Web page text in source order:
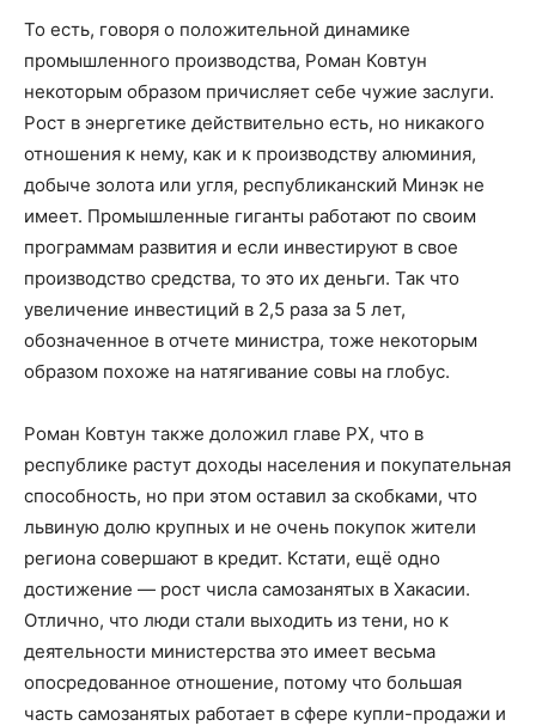
То есть, говоря о положительной динамике
промышленного производства, Роман Ковтун
некоторым образом причисляет себе чужие заслуги.
Рост в энергетике действительно есть, но никакого
отношения к нему, как и к производству алюминия,
добыче золота или угля, республиканский Минэк не
имеет. Промышленные гиганты работают по своим
программам развития и если инвестируют в свое
производство средства, то это их деньги. Так что
увеличение инвестиций в 2,5 раза за 5 лет,
обозначенное в отчете министра, тоже некоторым
образом похоже на натягивание совы на глобус.
Роман Ковтун также доложил главе РХ, что в
республике растут доходы населения и покупательная
способность, но при этом оставил за скобками, что
львиную долю крупных и не очень покупок жители
региона совершают в кредит. Кстати, ещё одно
достижение — рост числа самозанятых в Хакасии.
Отлично, что люди стали выходить из тени, но к
деятельности министерства это имеет весьма
опосредованное отношение, потому что большая
часть самозанятых работает в сфере купли-продажи и